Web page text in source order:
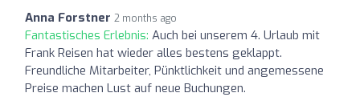
Anna Forstner 2 months ago
Fantastisches Erlebnis: Auch bei unserem 4. Urlaub mit
Frank Reisen hat wieder alles bestens geklappt.
Freundliche Mitarbeiter, Pünktlichkeit und angemessene
Preise machen Lust auf neue Buchungen.